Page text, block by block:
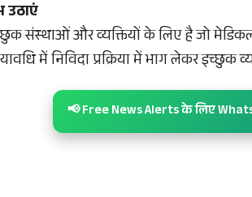
संस्थाओं और व्यक्तियों के लिए है जो
में निविदा प्रक्रिया में भाग लेकर
📢 Free News Alerts के लिए